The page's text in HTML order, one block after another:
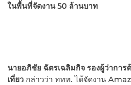
ในพื้นที่จัดงาน 50 ล้านบาท
นายอภิชัย ฉัตรเฉลิมกิจ รองผู้ว่ากา
เที่ยว กล่าวว่า ททท. ได้จัดงาน